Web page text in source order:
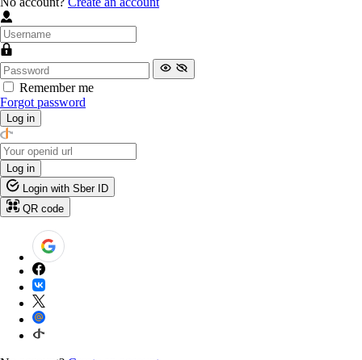
Remember me
Forgot password
Log in
Log in
Login with Sber ID
QR code